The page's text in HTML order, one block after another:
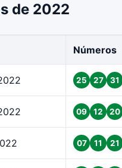
de 2022
Números
25 27 31
09 12 20
07 11 21